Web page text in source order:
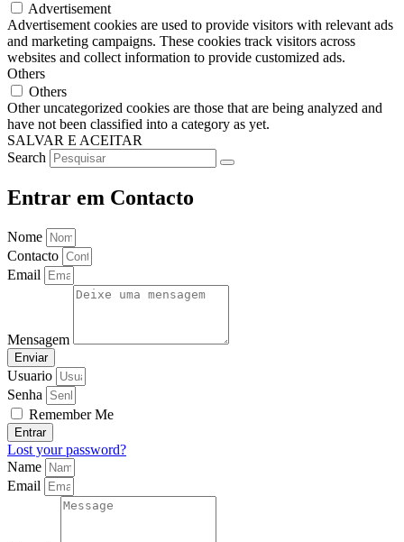
Advertisement
Advertisement cookies are used to provide visitors with relevant ads
and marketing campaigns. These cookies track visitors across
websites and collect information to provide customized ads.
Others
Others
Other uncategorized cookies are those that are being analyzed and
have not been classified into a category as yet.
SALVAR E ACEITAR
Search
Entrar em Contacto
Nome
Contacto
Email
Mensagem
Enviar
Usuario
Senha
Remember Me
Entrar
Lost your password?
Name
Email